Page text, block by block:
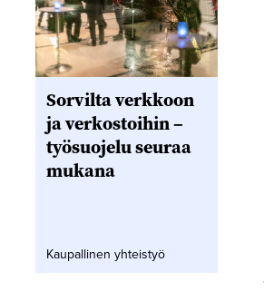
Sorvilta verkkoon
ja verkostoihin –
työsuojelu seuraa
mukana
Kaupallinen yhteistyö